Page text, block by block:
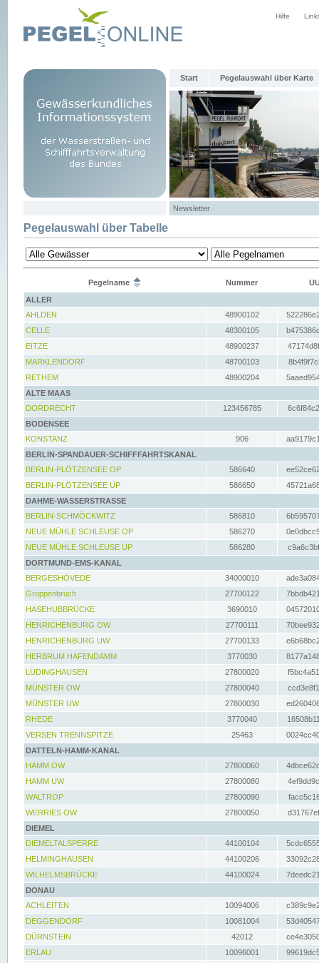
Hilfe
Start Pegelauswahl über Karte
Newsletter
Pegelauswahl über Tabelle
Pegelname Nummer
ALLER
AHLDEN
48900102
CELLE
48300105
EITZE
48900237
MARKLENDORF
48700103
RETHEM
48900204
ALTE MAAS
DORDRECHT
123456785
BODENSEE
KONSTANZ
906
BERLIN-SPANDAUER-SCHIFFFAHRTSKANAL
BERLIN-PLÖTZENSEE OP
586640
BERLIN-PLÖTZENSEE UP
586650
DAHME-WASSERSTRASSE
BERLIN-SCHMÖCKWITZ
586810
NEUE MÜHLE SCHLEUSE OP
586270
NEUE MÜHLE SCHLEUSE UP
586280
DORTMUND-EMS-KANAL
BERGESHÖVEDE
34000010
Groppenbruch
27700122
HASEHUBBRÜCKE
3690010
HENRICHENBURG OW
27700111
HENRICHENBURG UW
27700133
HERBRUM HAFENDAMM
3770030
LÜDINGHAUSEN
27800020
MÜNSTER OW
27800040
MÜNSTER UW
27800030
RHEDE
3770040
VERSEN TRENNSPITZE
25463
DATTELN-HAMM-KANAL
HAMM OW
27800060
HAMM UW
27800080
WALTROP
27800090
WERRIES OW
27800050
DIEMEL
DIEMELTALSPERRE
44100104
HELMINGHAUSEN
44100206
WILHELMSBRÜCKE
44100024
DONAU
ACHLEITEN
10094006
DEGGENDORF
10081004
DÜRNSTEIN
42012
ERLAU
10096001